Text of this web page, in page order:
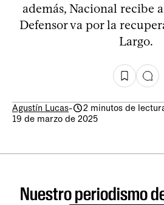
además, Nacional recibe
Defensor va por la
Largo.
Agustín Lucas-
2 minutos de
19 de marzo de 2025
Nuestro periodismo